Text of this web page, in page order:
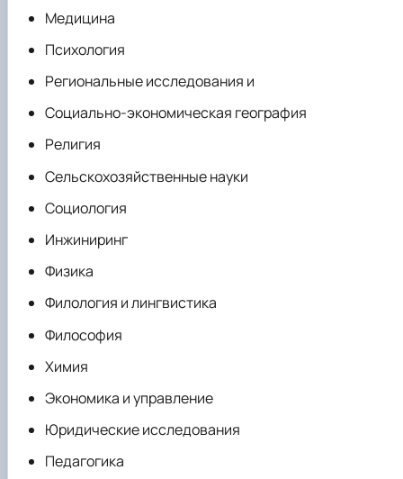
Медицина
Психология
Региональные исследования и
Социально-экономическая география
Религия
Сельскохозяйственные науки
Социология
Инжиниринг
Физика
Филология и лингвистика
Философия
Химия
Экономика и управление
Юридические исследования
Педагогика